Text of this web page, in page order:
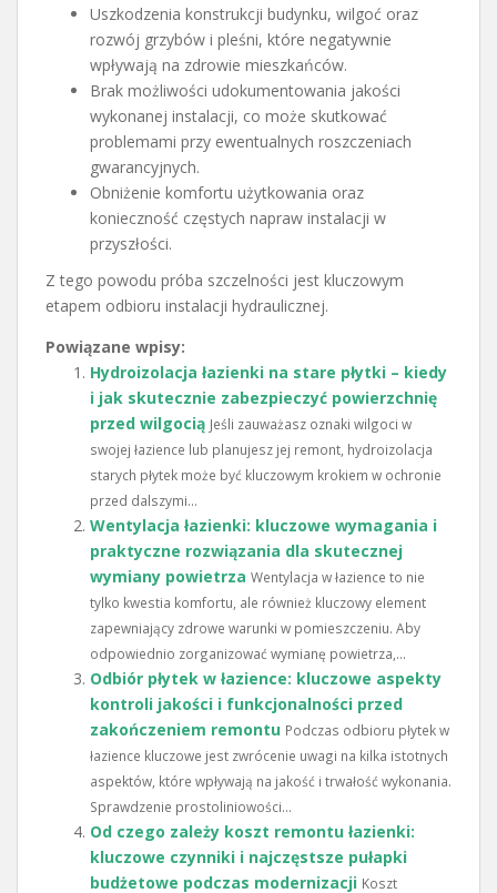
Uszkodzenia konstrukcji budynku, wilgoć oraz
rozwój grzybów i pleśni, które negatywnie
wpływają na zdrowie mieszkańców.
Brak możliwości udokumentowania jakości
wykonanej instalacji, co może skutkować
problemami przy ewentualnych roszczeniach
gwarancyjnych.
Obniżenie komfortu użytkowania oraz
konieczność częstych napraw instalacji w
przyszłości.
Z tego powodu próba szczelności jest kluczowym
etapem odbioru instalacji hydraulicznej.
Powiązane wpisy:
Hydroizolacja łazienki na stare płytki – kiedy
i jak skutecznie zabezpieczyć powierzchnię
przed wilgocią Jeśli zauważasz oznaki wilgoci w
swojej łazience lub planujesz jej remont, hydroizolacja
starych płytek może być kluczowym krokiem w ochronie
przed dalszymi...
Wentylacja łazienki: kluczowe wymagania i
praktyczne rozwiązania dla skutecznej
wymiany powietrza Wentylacja w łazience to nie
tylko kwestia komfortu, ale również kluczowy element
zapewniający zdrowe warunki w pomieszczeniu. Aby
odpowiednio zorganizować wymianę powietrza,...
Odbiór płytek w łazience: kluczowe aspekty
kontroli jakości i funkcjonalności przed
zakończeniem remontu Podczas odbioru płytek w
łazience kluczowe jest zwrócenie uwagi na kilka istotnych
aspektów, które wpływają na jakość i trwałość wykonania.
Sprawdzenie prostoliniowości...
Od czego zależy koszt remontu łazienki:
kluczowe czynniki i najczęstsze pułapki
budżetowe podczas modernizacji Koszt